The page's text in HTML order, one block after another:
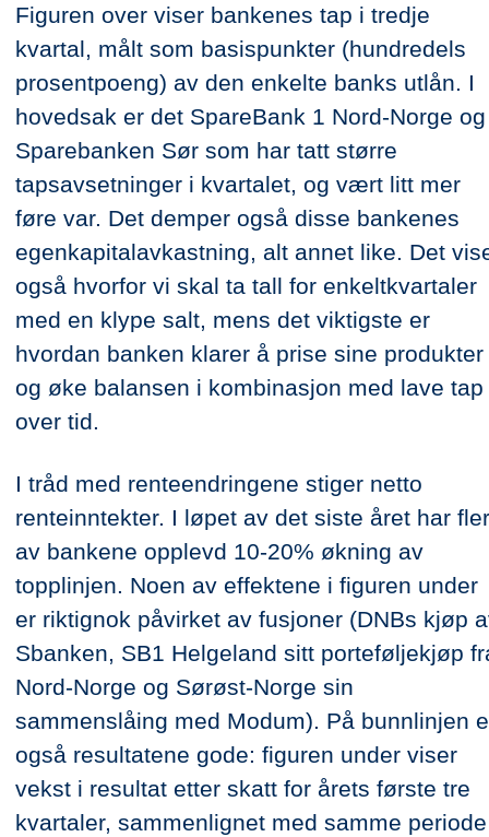
Figuren over viser bankenes tap i tredje
kvartal, målt som basispunkter (hundredels
prosentpoeng) av den enkelte banks utlån. I
hovedsak er det SpareBank 1 Nord-Norge og
Sparebanken Sør som har tatt større
tapsavsetninger i kvartalet, og vært litt mer
føre var. Det demper også disse bankenes
egenkapitalavkastning, alt annet like. Det
også hvorfor vi skal ta tall for enkeltkvartaler
med en klype salt, mens det viktigste er
hvordan banken klarer å prise sine produkter
og øke balansen i kombinasjon med lave tap
over tid.
I tråd med renteendringene stiger netto
renteinntekter. I løpet av det siste året har
av bankene opplevd 10-20% økning av
topplinjen. Noen av effektene i figuren under
er riktignok påvirket av fusjoner (DNBs kjøp
Sbanken, SB1 Helgeland sitt porteføljekjøp
Nord-Norge og Sørøst-Norge sin
sammenslåing med Modum). På bunnlinjen
også resultatene gode: figuren under viser
vekst i resultat etter skatt for årets første tre
kvartaler, sammenlignet med samme